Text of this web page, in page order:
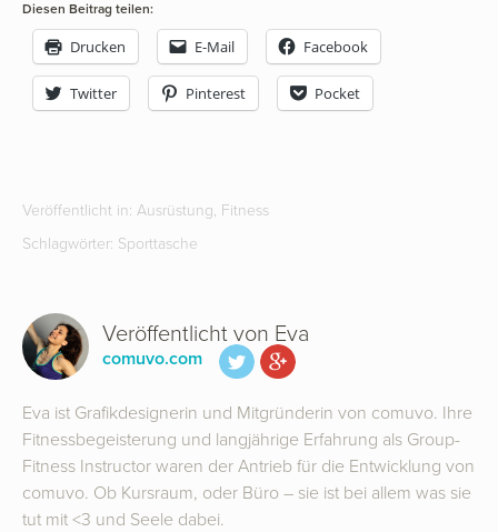
Diesen Beitrag teilen:
Drucken E-Mail Facebook
Twitter Pinterest Pocket
Veröffentlicht in: Ausrüstung, Fitness
Schlagwörter: Sporttasche
Veröffentlicht von Eva
comuvo.com
Eva ist Grafikdesignerin und Mitgründerin von comuvo. Ihre
Fitnessbegeisterung und langjährige Erfahrung als Group-
Fitness Instructor waren der Antrieb für die Entwicklung von
comuvo. Ob Kursraum, oder Büro – sie ist bei allem was sie
tut mit <3 und Seele dabei.